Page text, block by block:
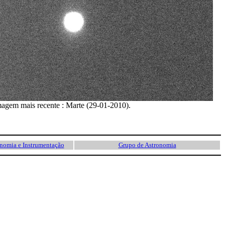
mais recente : Marte (29-01-2010).
e Instrumentação Grupo de Astronomia